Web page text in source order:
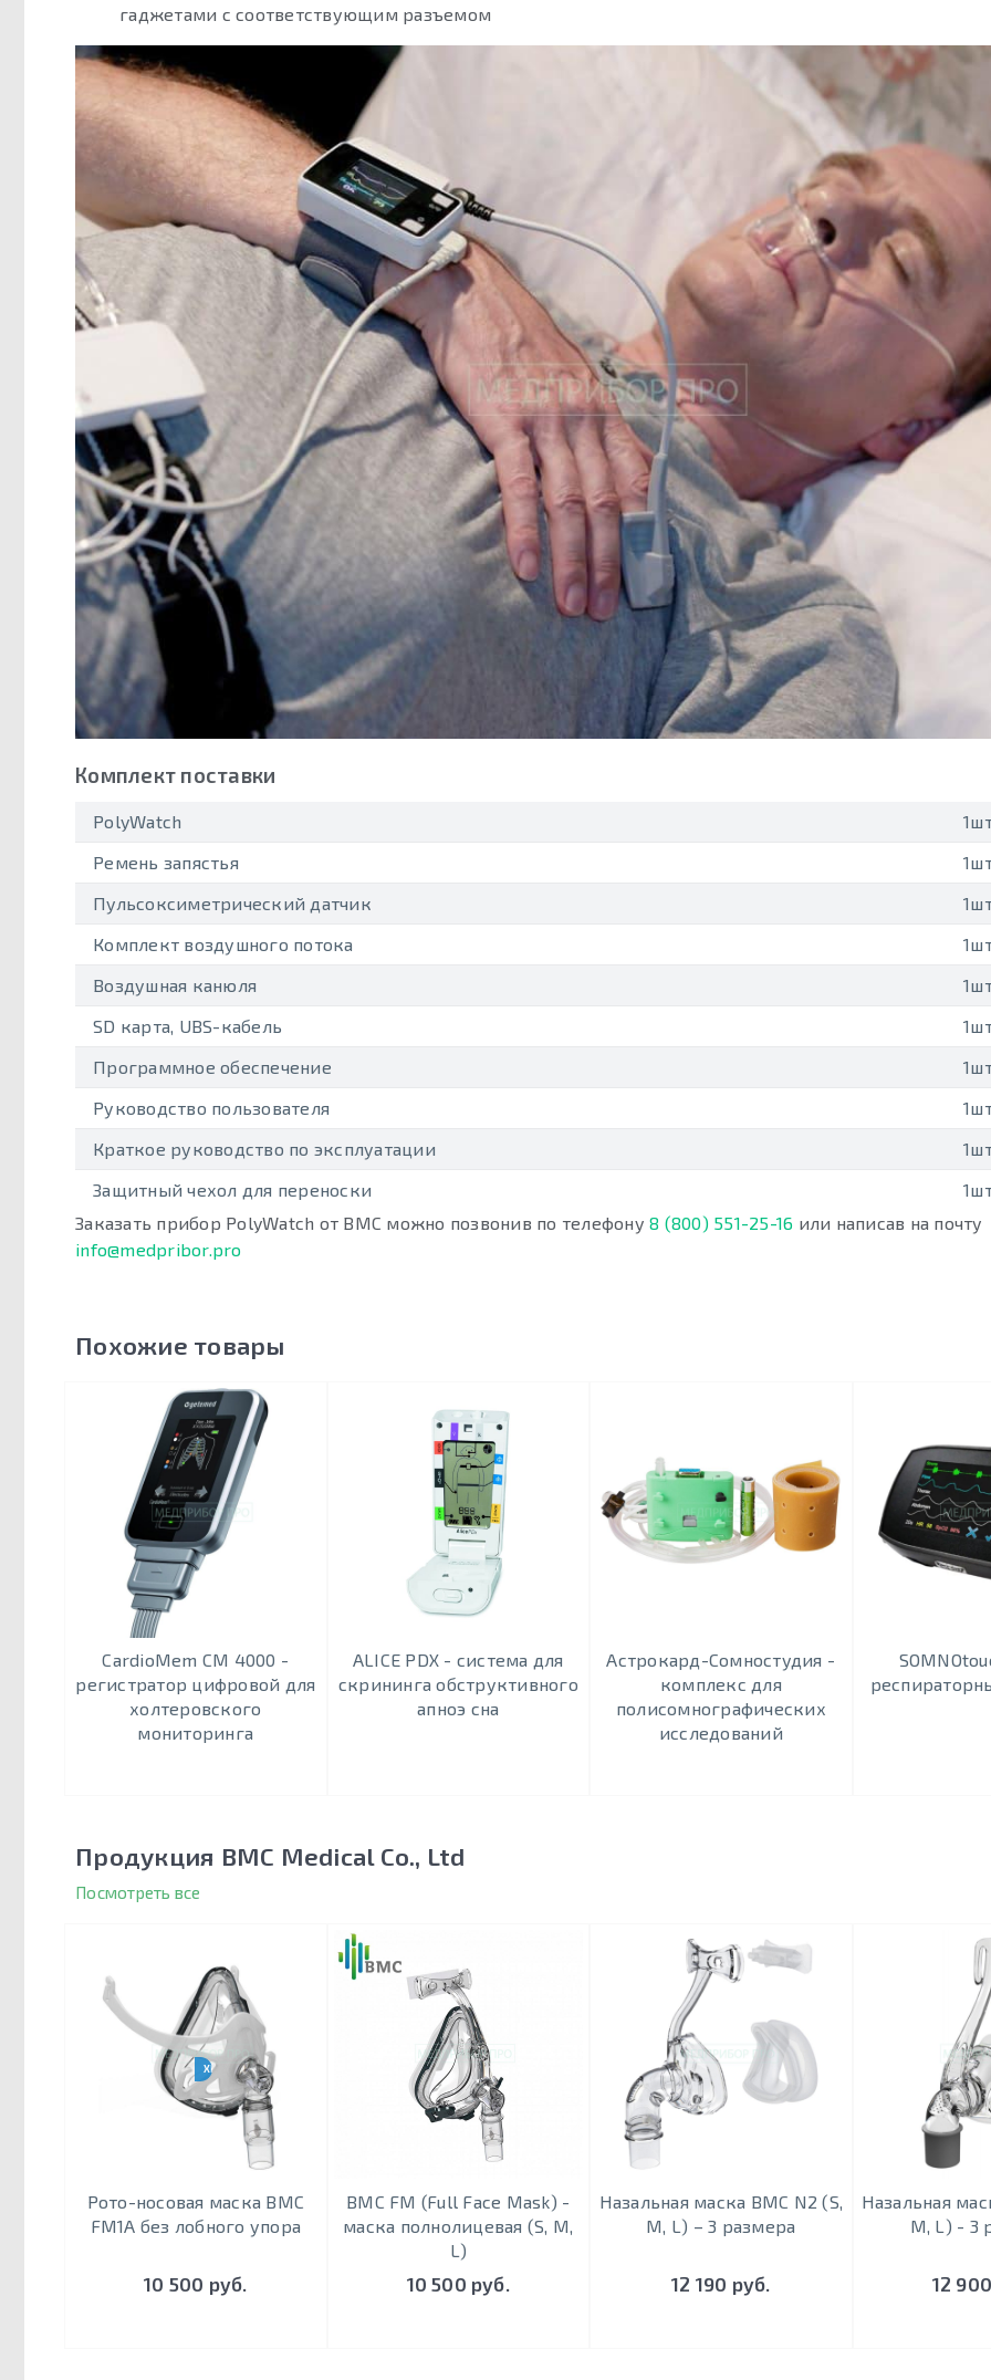
гаджетами с соответствующим разъемом
Комплект поставки
PolyWatch
Ремень запястья
Пульсоксиметрический датчик
Комплект воздушного потока
Воздушная канюля
SD карта, UBS-кабель
Программное обеспечение
Руководство пользователя
Краткое руководство по эксплуатации
Защитный чехол для переноски
Заказать прибор PolyWatch от BMC можно позвонив по телефону 8 (800) 551-25-16 или написав на почту
info@medpribor.pro
Похожие товары
CardioMem CM 4000 -
регистратор цифровой для
холтеровского
мониторинга
ALICE PDX - система для
скрининга обструктивного
апноэ сна
Астрокард-Сомностудия -
комплекс для
полисомнографических
исследований
Продукция BMC Medical Co., Ltd
Посмотреть все
ХИТ ПРОДАЖ
Рото-носовая маска BMC
FM1A без лобного упора
10 500 руб.
BMC FM (Full Face Mask) -
маска полнолицевая (S, M,
L)
10 500 руб.
Назальная маска BMC N2 (S,
M, L) – 3 размера
12 190 руб.
Назальная
M, L) - 3
12